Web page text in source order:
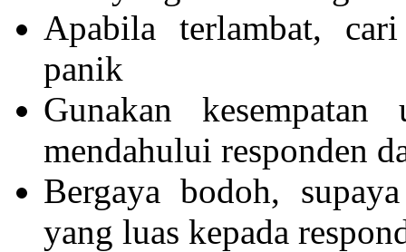
Apabila terlambat,
panik
Gunakan
mendahului responden
Bergaya bodoh,
yang luas kepada